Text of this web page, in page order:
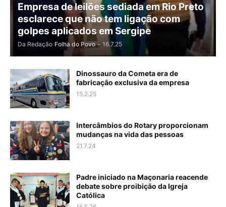
Empresa de leilões sediada em Rio Preto
esclarece que não tem ligação com
golpes aplicados em Sergipe
Da Redação Folha do Povo - 16.7.25
Dinossauro da Cometa era de
fabricação exclusiva da empresa
15.2.25
Intercâmbios do Rotary proporcionam
mudanças na vida das pessoas
21.7.24
Padre iniciado na Maçonaria reacende
debate sobre proibição da Igreja
Católica